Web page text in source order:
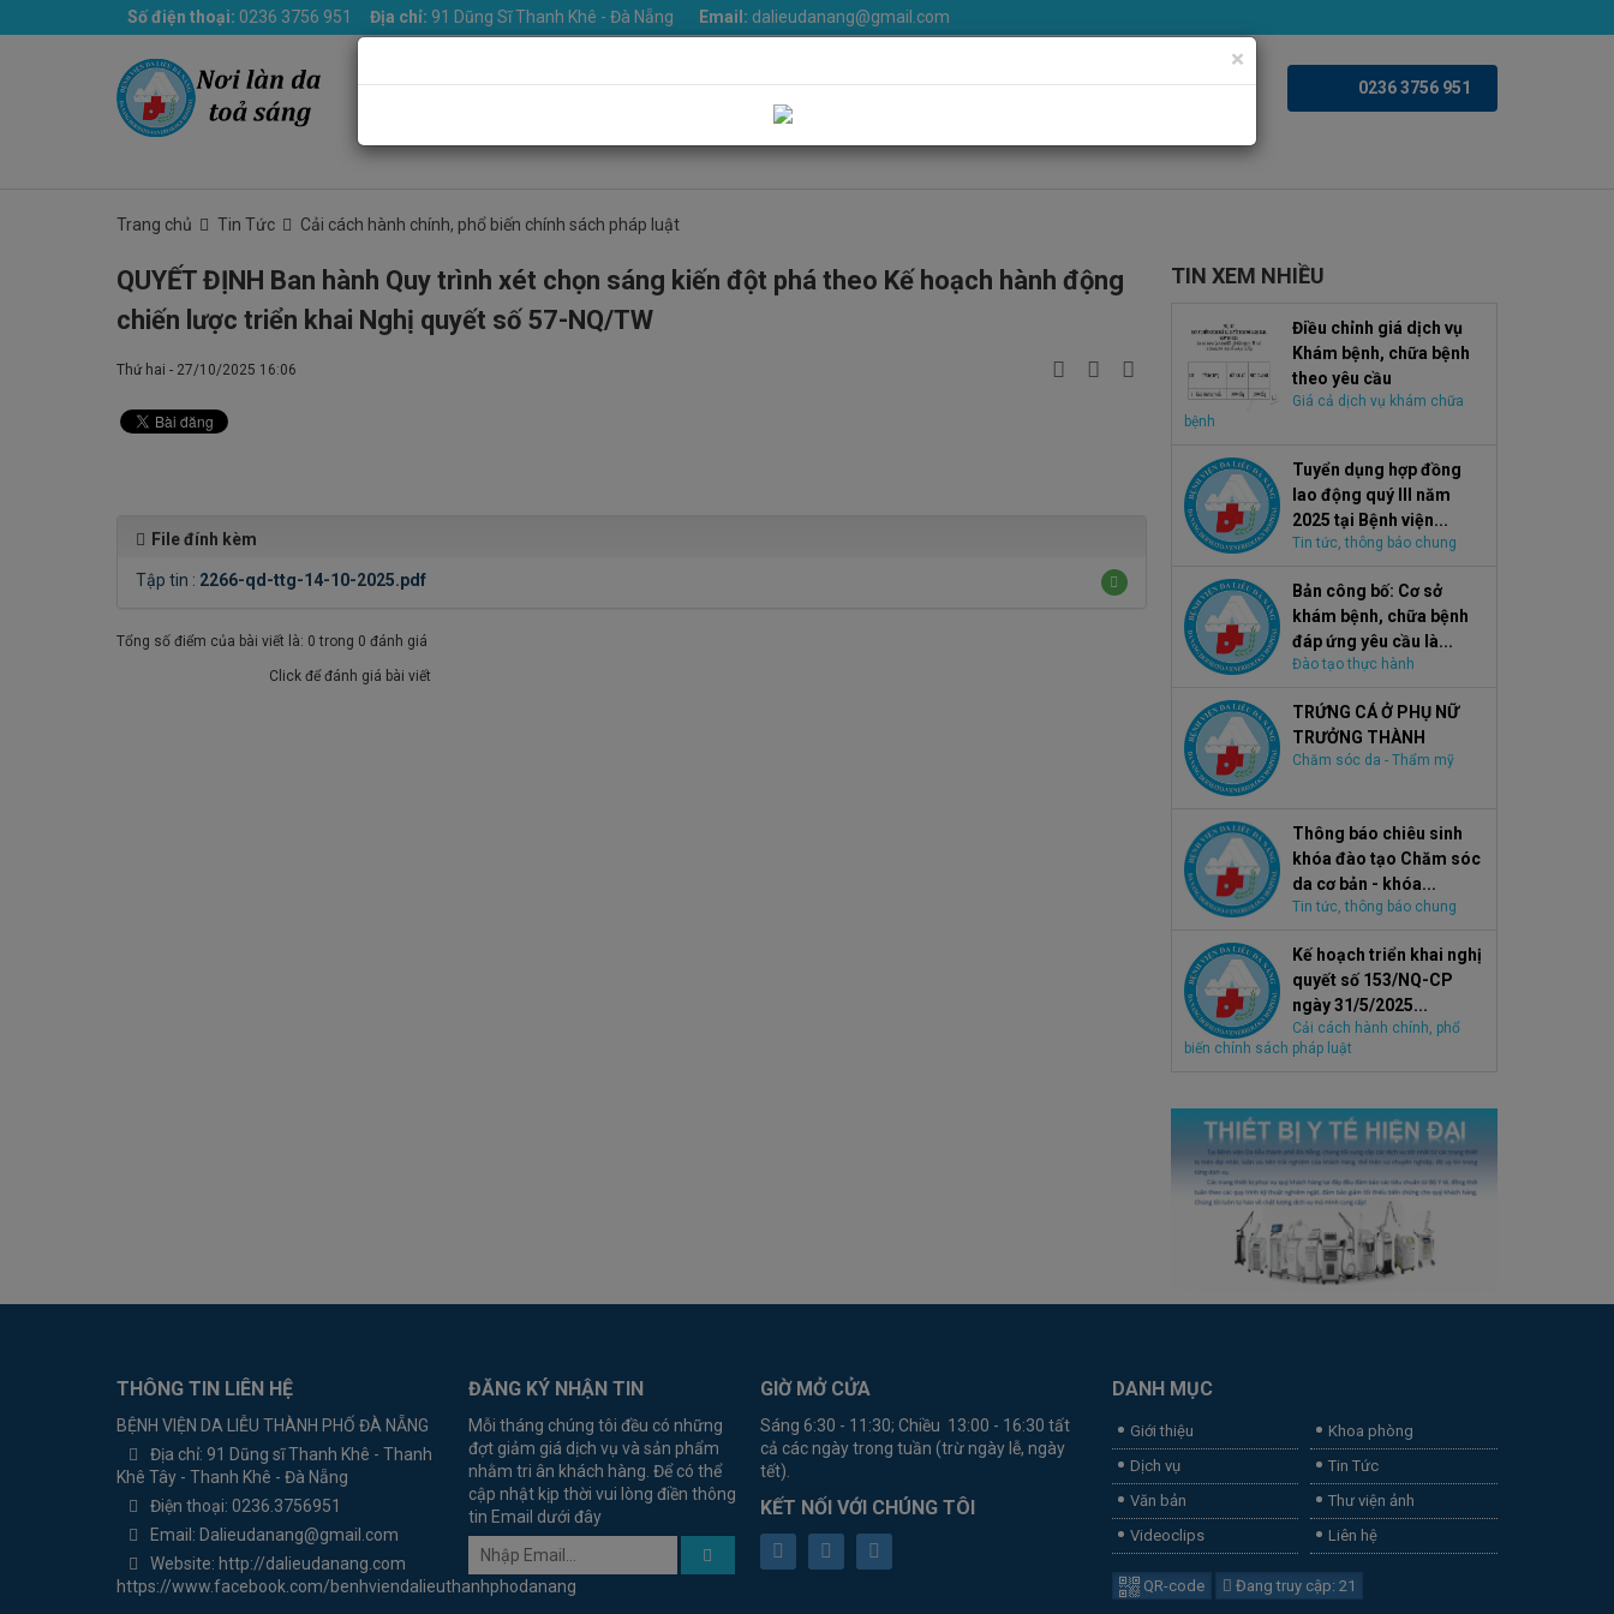
Số điện thoại: 0236 3756 951 Địa chỉ: 91 Dũng Sĩ Thanh Khê - Đà Nẵng Email: dalieudanang@gmail.com
Trang chủ Giới thiệu Khoa phòng Dịch vụ Tin Tức Văn bản Thư viện ảnh Videoclips 0236 3756 951
Trang chủ Tin Tức Cải cách hành chính, phổ biến chính sách pháp luật
QUYẾT ĐỊNH Ban hành Quy trình xét chọn sáng kiến đột phá theo Kế hoạch hành động
chiến lược triển khai Nghị quyết số 57-NQ/TW
Thứ hai - 27/10/2025 16:06
File đính kèm
Tập tin : 2266-qd-ttg-14-10-2025.pdf
Tổng số điểm của bài viết là: 0 trong 0 đánh giá
Click để đánh giá bài viết
TIN XEM NHIỀU
Điều chỉnh giá dịch vụ
Khám bệnh, chữa bệnh
theo yêu cầu
Giá cả dịch vụ khám chữa
bệnh
Tuyển dụng hợp đồng
lao động quý III năm
2025 tại Bệnh viện...
Tin tức, thông báo chung
Bản công bố: Cơ sở
khám bệnh, chữa bệnh
đáp ứng yêu cầu là...
Đào tạo thực hành
TRỨNG CÁ Ở PHỤ NỮ
TRƯỞNG THÀNH
Chăm sóc da - Thẩm mỹ
Thông báo chiêu sinh
khóa đào tạo Chăm sóc
da cơ bản - khóa...
Tin tức, thông báo chung
Kế hoạch triển khai nghị
quyết số 153/NQ-CP
ngày 31/5/2025...
Cải cách hành chính, phổ
biến chính sách pháp luật
THÔNG TIN LIÊN HỆ
BỆNH VIỆN DA LIỄU THÀNH PHỐ ĐÀ NẴNG
Địa chỉ: 91 Dũng sĩ Thanh Khê - Thanh
Khê Tây - Thanh Khê - Đà Nẵng
Điện thoại: 0236.3756951
Email: Dalieudanang@gmail.com
Website: http://dalieudanang.com
https://www.facebook.com/benhviendalieuthanhphodanang
ĐĂNG KÝ NHẬN TIN
Mỗi tháng chúng tôi đều có những
đợt giảm giá dịch vụ và sản phẩm
nhằm tri ân khách hàng. Để có thể
cập nhật kịp thời vui lòng điền thông
tin Email dưới đây
GIỜ MỞ CỬA
Sáng 6:30 - 11:30; Chiều 13:00 - 16:30 tất
cả các ngày trong tuần (trừ ngày lễ, ngày
tết).
KẾT NỐI VỚI CHÚNG TÔI
DANH MỤC
Giới thiệu
Khoa phòng
Dịch vụ
Tin Tức
Văn bản
Thư viện ảnh
Videoclips
Liên hệ
QR-code Đang truy cập: 21
×